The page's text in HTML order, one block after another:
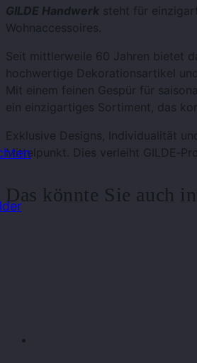
GILDE Handwerk steht für
Wohnaccessoires.
Seit mittlerweile 60 Jahren bietet
hochwertige Dekorationsartikel
Mit einem feinen Gespür für
ein einzigartiges Sortiment, das
Exklusive Designs, Individualität
Mittelpunkt. Dies verleiht
Das könnte Sie auch